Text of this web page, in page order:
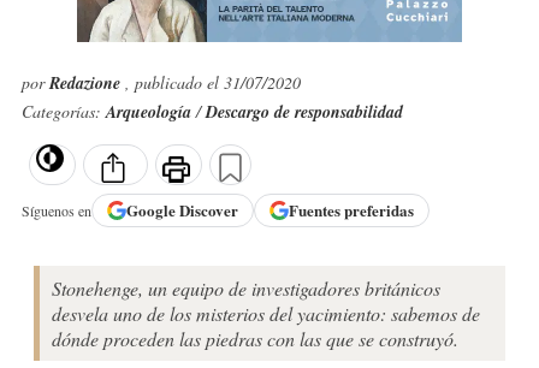
porRedazione , publicado el 31/07/2020
Categorías:Arqueología/Descargo de responsabilidad
Síguenos en GoogleDiscover Fuentes preferidas
Stonehenge, un equipo de investigadores británicos
desvela uno de los misterios del yacimiento: sabemos de
dónde proceden las piedras con las que se construyó.